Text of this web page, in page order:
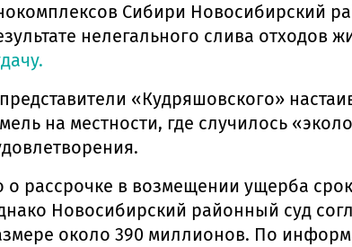
Сибири Новосибирский
нелегального слива отходов
«Кудряшовского»
на местности, где случилось
рассрочке в возмещении ущерба
Новосибирский районный суд
около 390 миллионов. По